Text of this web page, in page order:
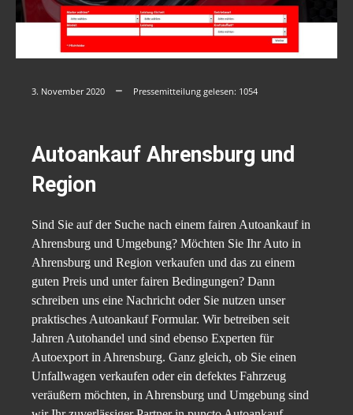
3. November 2020 Pressemitteilung gelesen: 1054
Autoankauf Ahrensburg und
Region
Sind Sie auf der Suche nach einem fairen Autoankauf in
Ahrensburg und Umgebung? Möchten Sie Ihr Auto in
Ahrensburg und Region verkaufen und das zu einem
guten Preis und unter fairen Bedingungen? Dann
schreiben uns eine Nachricht oder Sie nutzen unser
praktisches Autoankauf Formular. Wir betreiben seit
Jahren Autohandel und sind ebenso Experten für
Autoexport in Ahrensburg. Ganz gleich, ob Sie einen
Unfallwagen verkaufen oder ein defektes Fahrzeug
veräußern möchten, in Ahrensburg und Umgebung sind